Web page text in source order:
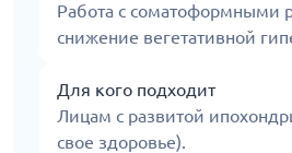
Работа с соматоформными
снижение вегетативной
Для кого подходит
Лицам с развитой
свое здоровье).